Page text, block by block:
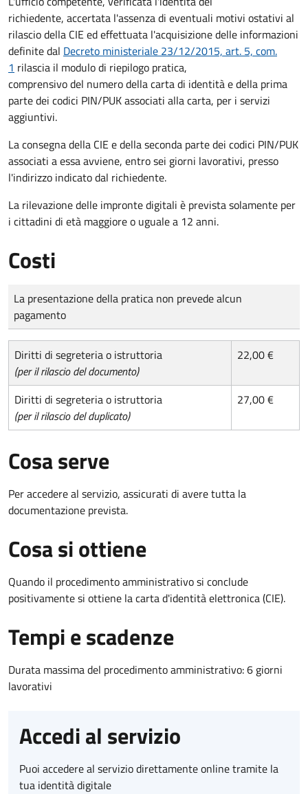
richiedente, accertata l'assenza di eventuali motivi ostativi al
rilascio della CIE ed effettuata l'acquisizione delle informazioni
definite dal Decreto ministeriale 23/12/2015, art. 5, com.
1 rilascia il modulo di riepilogo pratica,
comprensivo del numero della carta di identità e della prima
parte dei codici PIN/PUK associati alla carta, per i servizi
aggiuntivi.
La consegna della CIE e della seconda parte dei codici PIN/PUK
associati a essa avviene, entro sei giorni lavorativi, presso
l'indirizzo indicato dal richiedente.
La rilevazione delle impronte digitali è prevista solamente per
i cittadini di età maggiore o uguale a 12 anni.
Costi
Tipo di pagamento
Importo
La presentazione della pratica non prevede alcun
pagamento
Diritti di segreteria o istruttoria
(per il rilascio del documento)
22,00 €
Diritti di segreteria o istruttoria
(per il rilascio del duplicato)
27,00 €
Cosa serve
Per accedere al servizio, assicurati di avere tutta la
documentazione prevista.
Cosa si ottiene
Quando il procedimento amministrativo si conclude
positivamente si ottiene la carta d'identità elettronica (CIE).
Tempi e scadenze
Durata massima del procedimento amministrativo: 6 giorni
lavorativi
Accedi al servizio
Puoi accedere al servizio direttamente online tramite la
tua identità digitale